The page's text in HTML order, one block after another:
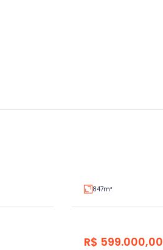
847m²
R$ 599.000,00